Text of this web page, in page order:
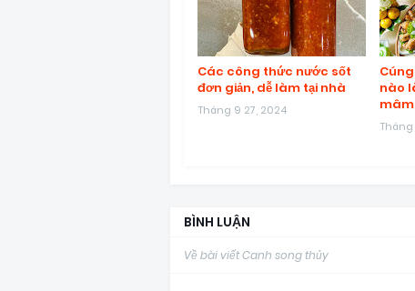
Các công thức nước sốt
đơn giản, dễ làm tại nhà
Tháng 9 27, 2024
nào
Tháng
BÌNH LUẬN
Về bài viết Canh song thủy